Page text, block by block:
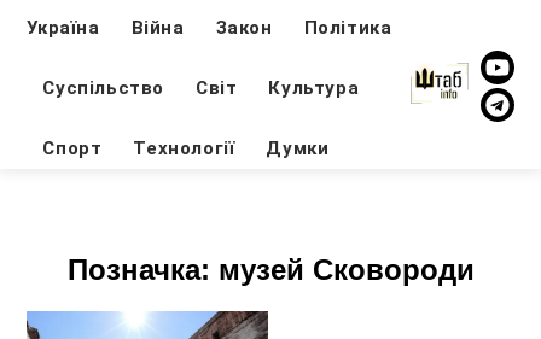
Україна Війна Закон Політика
Суспільство Світ Культура
Спорт Технології Думки
Позначка: музей Сковороди